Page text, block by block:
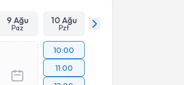
9 Ağu
Paz
10 Ağu
Pzt
10:00
11:00